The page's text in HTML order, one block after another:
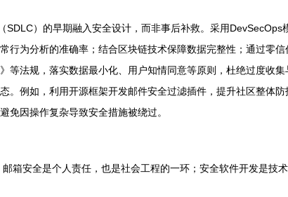
）的早期融入安全设计，而非事后补救。采用DevSecOps
为分析的准确率；结合区块链技术保障数据完整性；通过零信
法规，落实数据最小化、用户知情同意等原则，杜绝过度收集
例如，利用开源框架开发邮件安全过滤插件，提升社区整体防
免因操作复杂导致安全措施被绕过。
箱安全是个人责任，也是社会工程的一环；安全软件开发是技